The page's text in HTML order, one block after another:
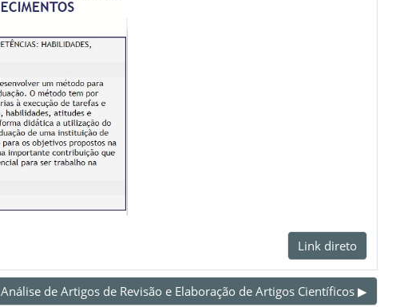
Link direto
Análise de Artigos de Revisão e Elaboração de Artigos Científicos ▶︎